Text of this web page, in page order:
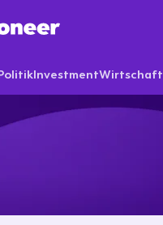
InvestmentWirtschaft